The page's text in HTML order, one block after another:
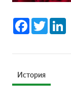
Facebook
Twitter
История